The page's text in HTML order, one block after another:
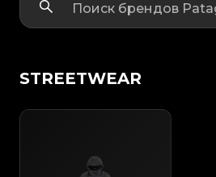
STREETWEAR